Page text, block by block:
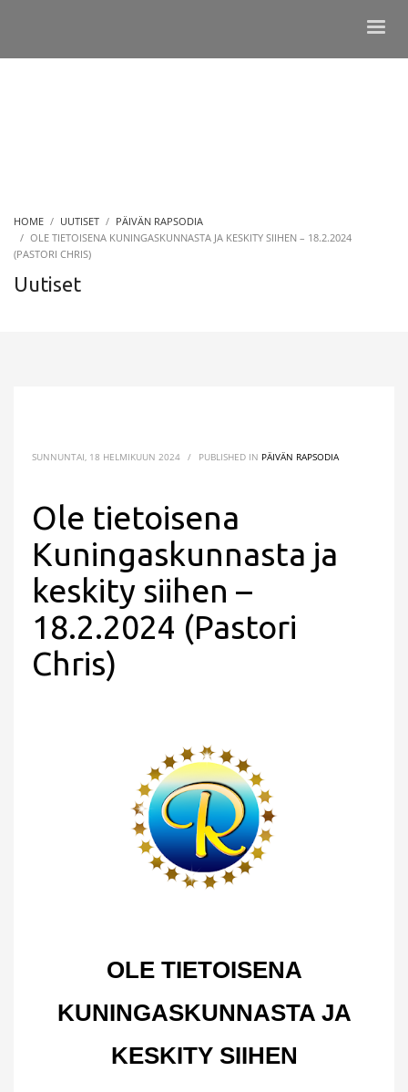
HOME UUTISET
PÄIVÄN RAPSODIA
OLE TIETOISENA KUNINGASKUNNASTA JA KESKITY SIIHEN – 18.2.2024
(PASTORI CHRIS)
Uutiset
SUNNUNTAI, 18 HELMIKUUN 2024 / PUBLISHED IN PÄIVÄN RAPSODIA
Ole tietoisena
Kuningaskunnasta ja
keskity siihen –
18.2.2024 (Pastori
Chris)
OLE TIETOISENA
KUNINGASKUNNASTA JA
KESKITY SIIHEN